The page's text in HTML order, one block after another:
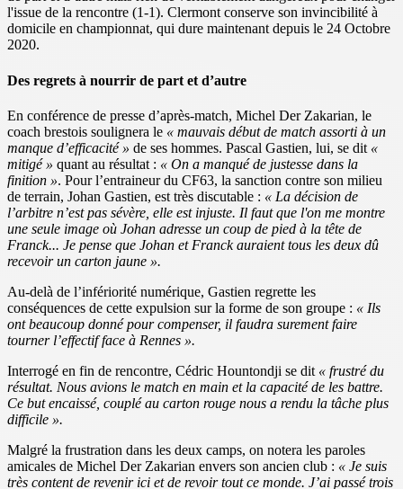
l'issue de la rencontre (1-1). Clermont conserve son invincibilité à
domicile en championnat, qui dure maintenant depuis le 24 Octobre
2020.
Des regrets à nourrir de part et d’autre
En conférence de presse d’après-match, Michel Der Zakarian, le
coach brestois soulignera le « mauvais début de match assorti à un
manque d’efficacité » de ses hommes. Pascal Gastien, lui, se dit «
mitigé » quant au résultat : « On a manqué de justesse dans la
finition ». Pour l’entraineur du CF63, la sanction contre son milieu
de terrain, Johan Gastien, est très discutable : « La décision de
l’arbitre n’est pas sévère, elle est injuste. Il faut que l'on me montre
une seule image où Johan adresse un coup de pied à la tête de
Franck... Je pense que Johan et Franck auraient tous les deux dû
recevoir un carton jaune ».
Au-delà de l’infériorité numérique, Gastien regrette les
conséquences de cette expulsion sur la forme de son groupe : « Ils
ont beaucoup donné pour compenser, il faudra surement faire
tourner l’effectif face à Rennes ».
Interrogé en fin de rencontre, Cédric Hountondji se dit « frustré du
résultat. Nous avions le match en main et la capacité de les battre.
Ce but encaissé, couplé au carton rouge nous a rendu la tâche plus
difficile ».
Malgré la frustration dans les deux camps, on notera les paroles
amicales de Michel Der Zakarian envers son ancien club : « Je suis
très content de revenir ici et de revoir tout ce monde. J’ai passé trois